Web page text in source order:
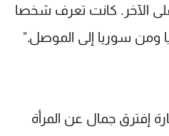
الآخر. كانت تعرف شخصا
ومن سوريا إلى الموصل."
إفترق جمال عن المرأة